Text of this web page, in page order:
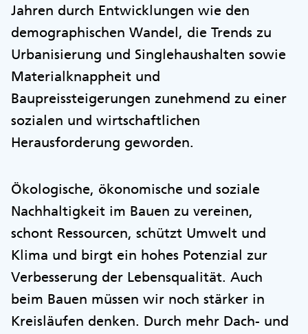
Jahren durch Entwicklungen wie den
demographischen Wandel, die Trends zu
Urbanisierung und Singlehaushalten sowie
Materialknappheit und
Baupreissteigerungen zunehmend zu einer
sozialen und wirtschaftlichen
Herausforderung geworden.
Ökologische, ökonomische und soziale
Nachhaltigkeit im Bauen zu vereinen,
schont Ressourcen, schützt Umwelt und
Klima und birgt ein hohes Potenzial zur
Verbesserung der Lebensqualität. Auch
beim Bauen müssen wir noch stärker in
Kreisläufen denken. Durch mehr Dach- und